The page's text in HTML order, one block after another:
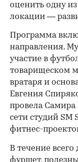
оценить одну
локации —
Программа
направления.
участие в
товарищеском
вратаря и
Евгения
провела
сети студий
фитнес-
В течение
фуршет,